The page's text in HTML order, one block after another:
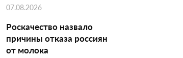
07.08.2026
Роскачество назвало
причины отказа россиян
от молока